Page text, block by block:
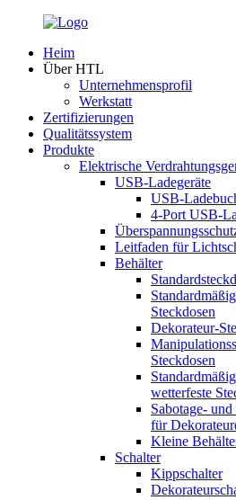
Heim
Über HTL
Unternehmensprofil
Werkstatt
Zertifizierungen
Qualitätssystem
Produkte
Elektrische
USB-Ladegeräte
USB-
4-Port USB-
Leitfaden für
Behälter
Steckdosen
Dekorateur-
Steckdosen
wetterfeste
Sabotage-
für
Kleine
Schalter
Kippschalter